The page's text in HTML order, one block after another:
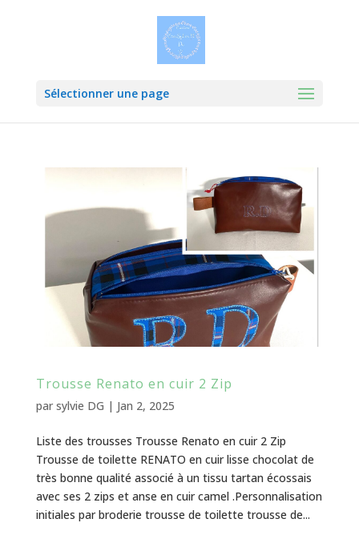
Sélectionner une page
Trousse Renato en cuir 2 Zip
par sylvie DG | Jan 2, 2025
Liste des trousses Trousse Renato en cuir 2 Zip
Trousse de toilette RENATO en cuir lisse chocolat de
très bonne qualité associé à un tissu tartan écossais
avec ses 2 zips et anse en cuir camel .Personnalisation
initiales par broderie trousse de toilette trousse de...